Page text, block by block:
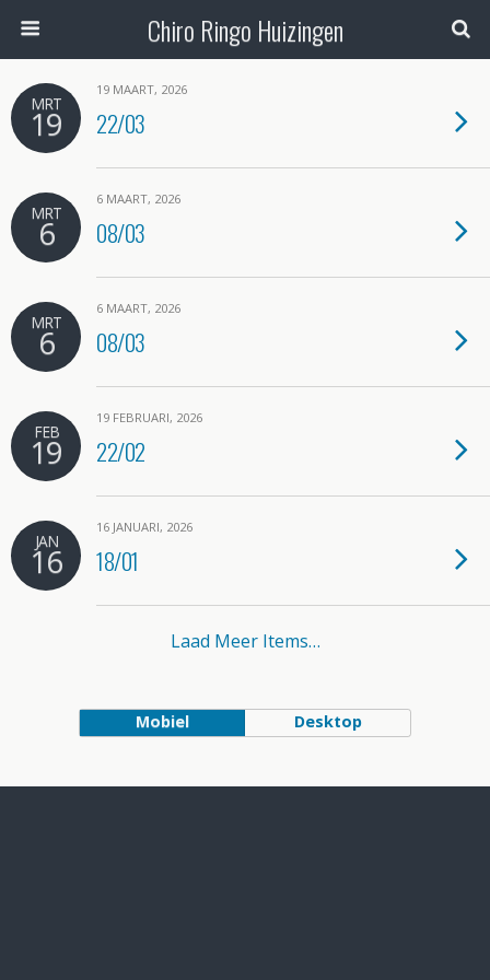
Chiro Ringo Huizingen
MRT
19
19 MAART, 2026
22/03
MRT
6
6 MAART, 2026
08/03
MRT
6
6 MAART, 2026
08/03
FEB
19
19 FEBRUARI, 2026
22/02
JAN
16
16 JANUARI, 2026
18/01
Laad Meer Items…
Mobiel Desktop